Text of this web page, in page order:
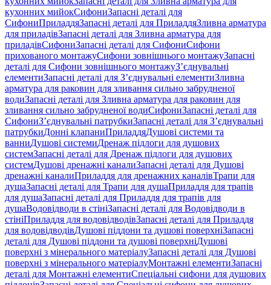
кухонних мийокСифониЗапасні деталі для
СифониПриладдяЗапасні деталі для ПриладдяЗливна арматура
для приладівЗапасні деталі для Зливна арматура для
приладівСифониЗапасні деталі для СифониСифони
прихованого монтажуСифони зовнішнього монтажуЗапасні
деталі для Сифони зовнішнього монтажуЗ’єднувальні
елементиЗапасні деталі для З’єднувальні елементиЗливна
арматура для раковин для зливання сильно забрудненої
водиЗапасні деталі для Зливна арматура для раковин для
зливання сильно забрудненої водиСифониЗапасні деталі для
СифониЗ’єднувальні патрубкиЗапасні деталі для З’єднувальні
патрубкиДонні клапаниПриладдяДушові системи та
ванниДушові системиДренаж підлоги для душових
системЗапасні деталі для Дренаж підлоги для душових
системДушові дренажні каналиЗапасні деталі для Душові
дренажні каналиПриладдя для дренажних каналівТрапи для
душаЗапасні деталі для Трапи для душаПриладдя для трапів
для душаЗапасні деталі для Приладдя для трапів для
душаВодовідводи в стініЗапасні деталі для Водовідводи в
стініПриладдя для водовідводівЗапасні деталі для Приладдя
для водовідводівДушові піддони та душові поверхніЗапасні
деталі для Душові піддони та душові поверхніДушові
поверхні з мінерального матеріалуЗапасні деталі для Душові
поверхні з мінерального матеріалуМонтажні елементиЗапасні
деталі для Монтажні елементиСпеціальні сифони для душових